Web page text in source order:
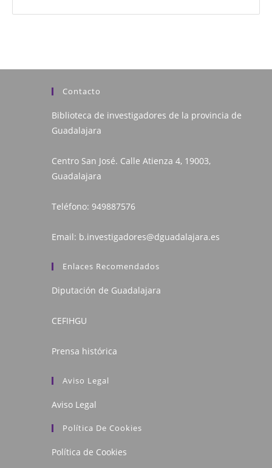
Contacto
Biblioteca de investigadores de la provincia de
Guadalajara
Centro San José. Calle Atienza 4, 19003,
Guadalajara
Teléfono: 949887576
Email: b.investigadores@dguadalajara.es
Enlaces Recomendados
Diputación de Guadalajara
CEFIHGU
Prensa histórica
Aviso Legal
Aviso Legal
Política De Cookies
Política de Cookies